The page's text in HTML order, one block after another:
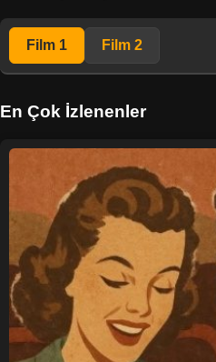
Film 1 Film 2
En Çok İzlenenler